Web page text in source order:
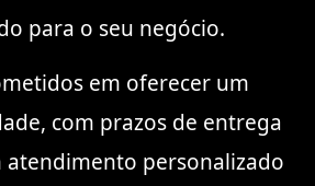
para o seu negócio.
em oferecer um
com prazos de entrega
atendimento personalizado